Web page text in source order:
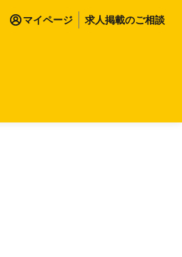
マイページ 求人掲載のご相談